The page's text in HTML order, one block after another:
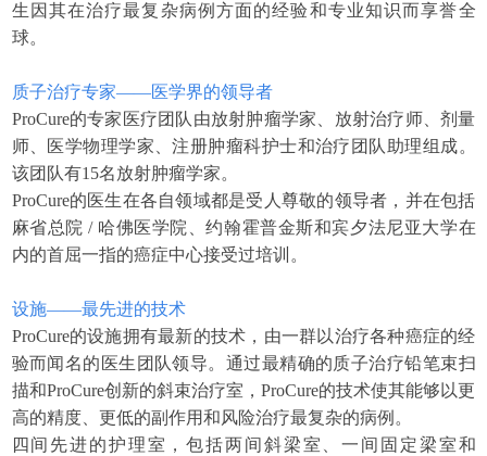
生因其在治疗最复杂病例方面的经验和专业知识而享誉全
球。
质子治疗专家——医学界的领导者
ProCure的专家医疗团队由放射肿瘤学家、放射治疗师、剂量
师、医学物理学家、注册肿瘤科护士和治疗团队助理组成。
该团队有15名放射肿瘤学家。
ProCure的医生在各自领域都是受人尊敬的领导者，并在包括
麻省总院 / 哈佛医学院、约翰霍普金斯和宾夕法尼亚大学在
内的首屈一指的癌症中心接受过培训。
设施——最先进的技术
ProCure的设施拥有最新的技术，由一群以治疗各种癌症的经
验而闻名的医生团队领导。通过最精确的质子治疗铅笔束扫
描和ProCure创新的斜束治疗室，ProCure的技术使其能够以更
高的精度、更低的副作用和风险治疗最复杂的病例。
四间先进的护理室，包括两间斜梁室、一间固定梁室和